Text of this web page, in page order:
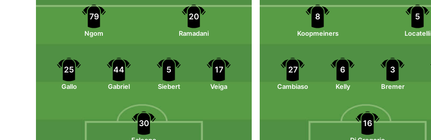
79
Ngom
20
Ramadani
25
Gallo
44
Gabriel
5
Siebert
17
Veiga
30
8
Koopmeiners
5
Locatelli
27
Cambiaso
6
Kelly
3
Bremer
16